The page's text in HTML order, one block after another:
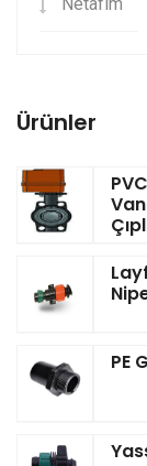
Ürünler
PE